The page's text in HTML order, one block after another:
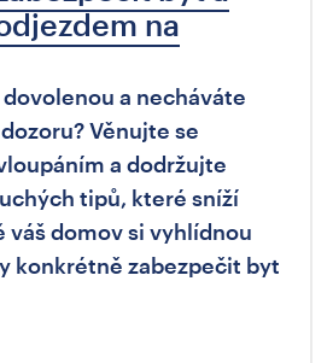
na
a necháváte
Věnujte se
a dodržujte
tipů, které sníží
váš domov si vyhlídnou
konkrétně zabezpečit byt